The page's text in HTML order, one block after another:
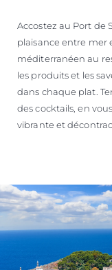
Accostez au Port de
plaisance entre mer
méditerranéen au
les produits et les
dans chaque plat.
des cocktails, en
vibrante et